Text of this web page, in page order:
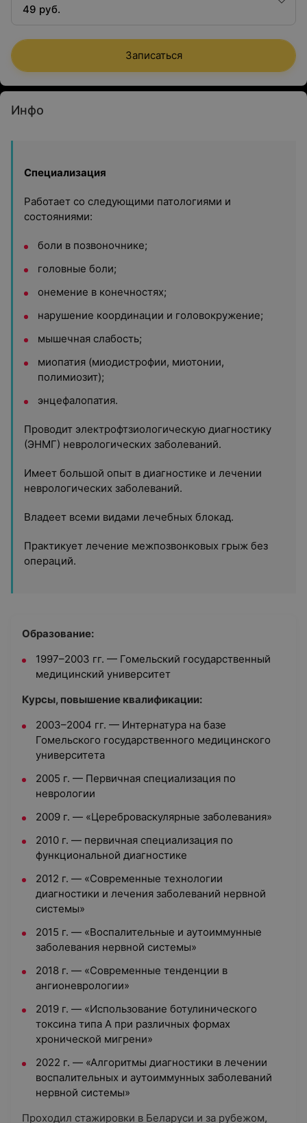
49 руб.
Записаться
Инфо
Специализация
Работает со следующими патологиями и
состояниями:
боли в позвоночнике;
головные боли;
онемение в конечностях;
нарушение координации и головокружение;
мышечная слабость;
миопатия (миодистрофии, миотонии,
полимиозит);
энцефалопатия.
Проводит электрофтзиологическую диагностику
(ЭНМГ) неврологических заболеваний.
Имеет большой опыт в диагностике и лечении
неврологических заболеваний.
Владеет всеми видами лечебных блокад.
Практикует лечение межпозвонковых грыж без
операций.
Образование:
1997–2003 гг. — Гомельский государственный
медицинский университет
Курсы, повышение квалификации:
2003–2004 гг. — Интернатура на базе
Гомельского государственного медицинского
университета
2005 г. — Первичная специализация по
неврологии
2009 г. — «Цереброваскулярные заболевания»
2010 г. — первичная специализация по
функциональной диагностике
2012 г. — «Современные технологии
диагностики и лечения заболеваний нервной
системы»
2015 г. — «Воспалительные и аутоиммунные
заболевания нервной системы»
2018 г. — «Современные тенденции в
ангионеврологии»
2019 г. — «Использование ботулинического
токсина типа А при различных формах
хронической мигрени»
2022 г. — «Алгоритмы диагностики в лечении
воспалительных и аутоиммунных заболеваний
нервной системы»
Проходил стажировки в Беларуси и за рубежом,